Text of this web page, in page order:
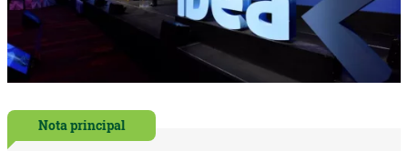
Nota principal